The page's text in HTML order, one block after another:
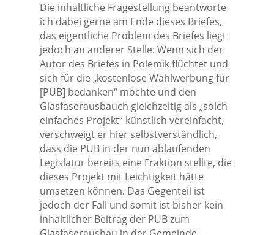
Die inhaltliche Fragestellung beantworte
ich dabei gerne am Ende dieses Briefes,
das eigentliche Problem des Briefes liegt
jedoch an anderer Stelle: Wenn sich der
Autor des Briefes in Polemik flüchtet und
sich für die „kostenlose Wahlwerbung für
[PUB] bedanken“ möchte und den
Glasfaserausbauch gleichzeitig als „solch
einfaches Projekt“ künstlich vereinfacht,
verschweigt er hier selbstverständlich,
dass die PUB in der nun ablaufenden
Legislatur bereits eine Fraktion stellte, die
dieses Projekt mit Leichtigkeit hätte
umsetzen können. Das Gegenteil ist
jedoch der Fall und somit ist bisher kein
inhaltlicher Beitrag der PUB zum